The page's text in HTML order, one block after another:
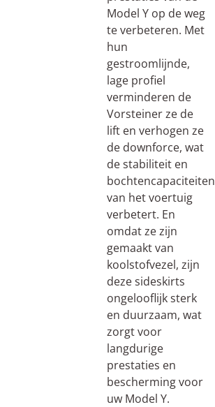
Model Y op de weg
te verbeteren. Met
hun
gestroomlijnde,
lage profiel
verminderen de
Vorsteiner ze de
lift en verhogen ze
de downforce, wat
de stabiliteit en
bochtencapaciteiten
van het voertuig
verbetert. En
omdat ze zijn
gemaakt van
koolstofvezel, zijn
deze sideskirts
ongelooflijk sterk
en duurzaam, wat
zorgt voor
langdurige
prestaties en
bescherming voor
uw Model Y.